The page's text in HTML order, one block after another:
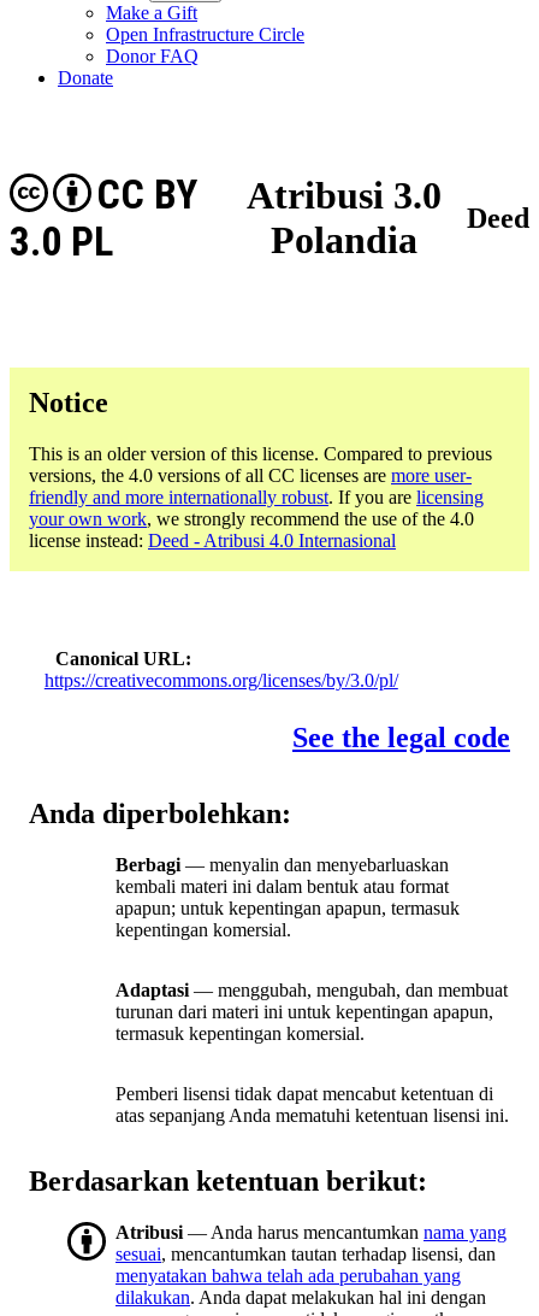
Make a Gift
Open Infrastructure Circle
Donor FAQ
Donate
Atribusi 3.0
Polandia
CC BY
3.0 PL
Deed
Notice
This is an older version of this license. Compared to previous
versions, the 4.0 versions of all CC licenses are more user-
friendly and more internationally robust. If you are licensing
your own work, we strongly recommend the use of the 4.0
license instead: Deed - Atribusi 4.0 Internasional
Canonical URL
https://creativecommons.org/licenses/by/3.0/pl/
See the legal code
Anda diperbolehkan:
Berbagi — menyalin dan menyebarluaskan
kembali materi ini dalam bentuk atau format
apapun; untuk kepentingan apapun, termasuk
kepentingan komersial.
Adaptasi — menggubah, mengubah, dan membuat
turunan dari materi ini untuk kepentingan apapun,
termasuk kepentingan komersial.
Pemberi lisensi tidak dapat mencabut ketentuan di
atas sepanjang Anda mematuhi ketentuan lisensi ini.
Berdasarkan ketentuan berikut:
Atribusi — Anda harus mencantumkan nama yang
sesuai, mencantumkan tautan terhadap lisensi, dan
menyatakan bahwa telah ada perubahan yang
dilakukan. Anda dapat melakukan hal ini dengan